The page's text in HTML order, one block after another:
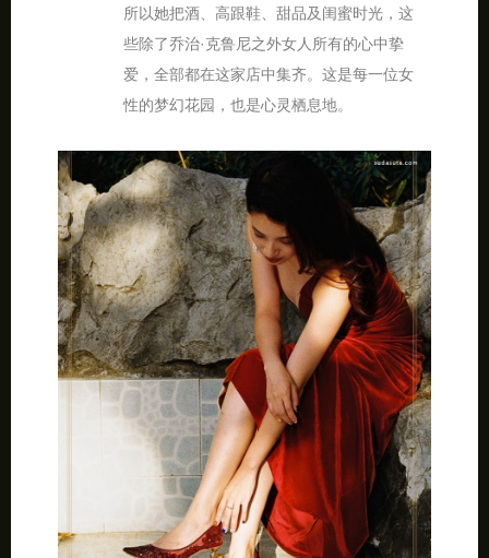
所以她把酒、高跟鞋、甜品及闺蜜时光，这
些除了乔治·克鲁尼之外女人所有的心中挚
爱，全部都在这家店中集齐。这是每一位女
性的梦幻花园，也是心灵栖息地。